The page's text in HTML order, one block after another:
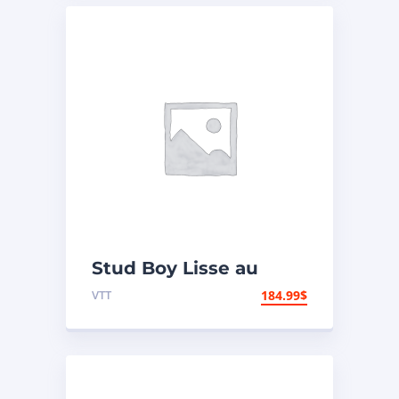
Stud Boy Lisse au
carbure « Deuce Bar »
VTT 184.99$